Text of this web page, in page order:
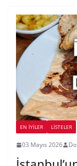
EN İYILER LİSTELER
03 Mayıs 2026